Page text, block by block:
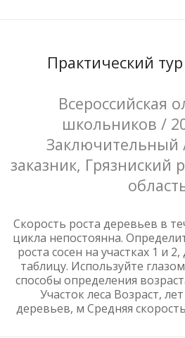
Практический
Всероссийская
школьников /
Заключительный
заказник, Грязниский
Скорость роста деревьев в
цикла непостоянна.
роста сосен на участках 1 и
таблицу. Используйте
способы определения
Участок леса Возраст,
деревьев, м Средняя